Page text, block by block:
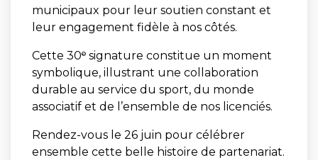
municipaux pour leur soutien constant et
leur engagement fidèle à nos côtés.
Cette 30ᵉ signature constitue un moment
symbolique, illustrant une collaboration
durable au service du sport, du monde
associatif et de l’ensemble de nos licenciés.
Rendez-vous le 26 juin pour célébrer
ensemble cette belle histoire de partenariat.